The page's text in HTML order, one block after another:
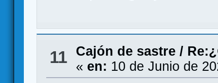
11 Cajón de sastre /
« en: 10 de Junio de